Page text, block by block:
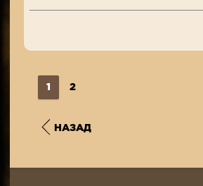
1 2
НАЗАД